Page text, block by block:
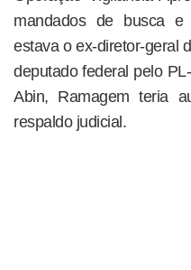
mandados de busca
estava o ex-diretor-geral
deputado federal pelo
Abin, Ramagem teria
respaldo judicial.